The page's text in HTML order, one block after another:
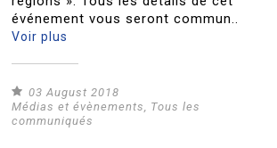
événement vous seront commun..
Voir plus
03 August 2018
Médias et évènements
Tous les
communiqués